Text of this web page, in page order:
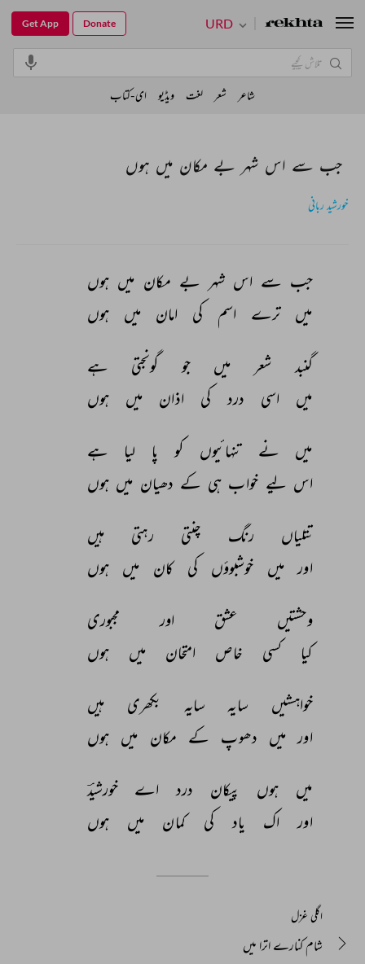
جب سے اس شہر بے مکان میں ہوں
خورشید ربانی
جب سے اس شہر بے مکان میں ہوں
میں
ترے اسم کی امان میں ہوں
گنبد شعر میں جو گونجتی
ہے
میں
اسی درد کی اذان میں ہوں
میں نے تنہائیوں کو پا لیا
ہے
اس لیے خواب ہی کے دھیان میں ہوں
تتلیاں رنگ چنتی رہتی
ہیں
اور میں خوشبوؤں کی کان میں ہوں
وحشتیں عشق اور
مجبوری
کیا
کسی خاص امتحان میں ہوں
خواہشیں سایہ سایہ بکھری
ہیں
اور میں دھوپ کے مکان میں ہوں
میں ہوں پیکان درد اے
خورشیدؔ
اور
اک یاد کی کمان میں ہوں
اگلی غزل
شام کنارے اترا میں
URD
Get App Donate
شاعر شعر لغت ویڈیو ای-کتاب